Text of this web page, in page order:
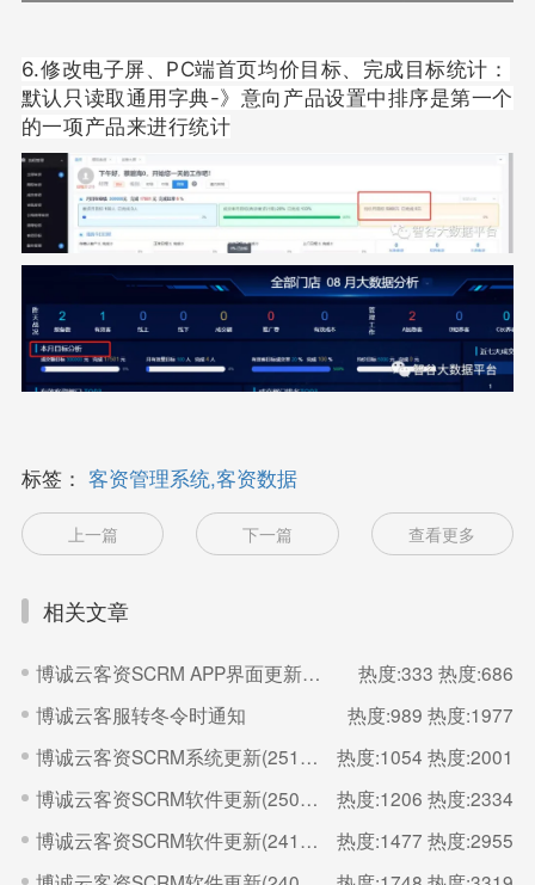
6.修改电子屏、PC端首页均价目标、完成目标统计：
默认只读取通用字典-》意向产品设置中排序是第一个
的一项产品来进行统计
标签： 客资管理系统,客资数据
上一篇 下一篇 查看更多
相关文章
博诚云客资SCRM APP界面更新（260523） 热度:333 热度:686
博诚云客服转冬令时通知
热度:989 热度:1977
博诚云客资SCRM系统更新(251017)
热度:1054 热度:2001
博诚云客资SCRM软件更新(250523)
热度:1206 热度:2334
博诚云客资SCRM软件更新(241128)
热度:1477 热度:2955